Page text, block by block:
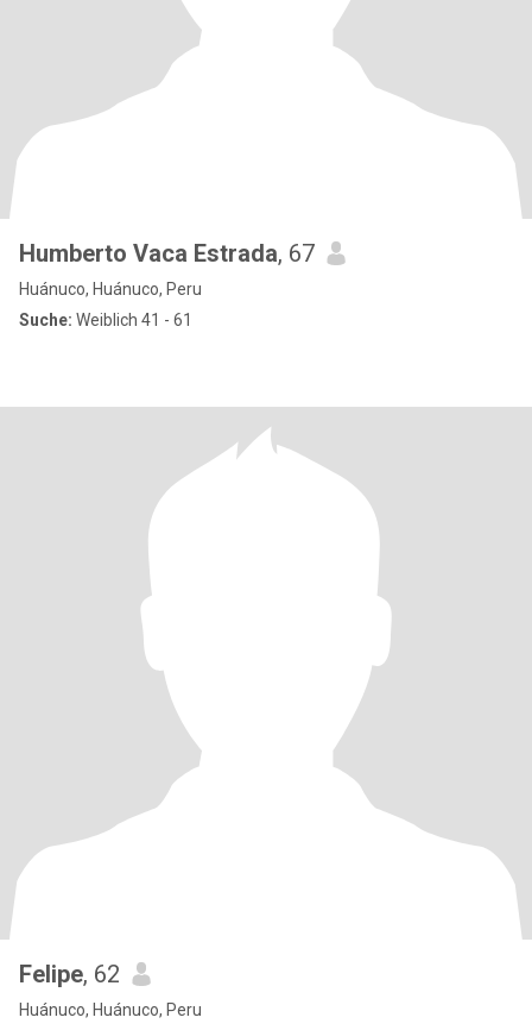
Humberto Vaca Estrada, 67
Huánuco, Huánuco, Peru
Suche: Weiblich 41 - 61
Felipe, 62
Huánuco, Huánuco, Peru